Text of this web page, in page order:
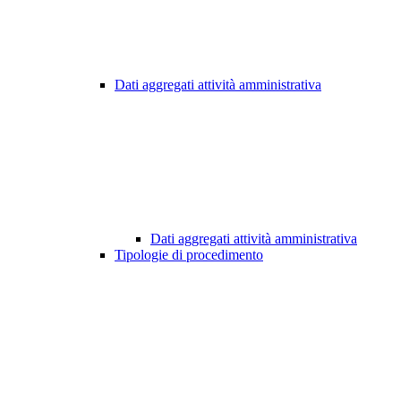
Dati aggregati attività amministrativa
Dati aggregati attività amministrativa
Tipologie di procedimento